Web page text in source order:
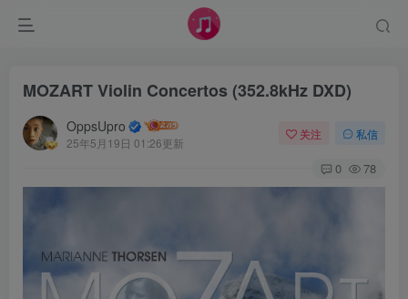
MOZART Violin Concertos (352.8kHz DXD)
OppsUpro
25年5月19日 01:26更新
关注 私信
0 78